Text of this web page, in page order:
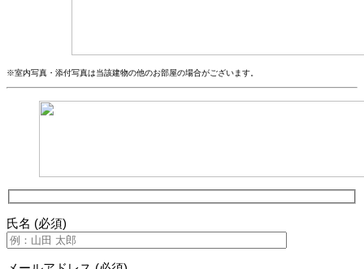
※室内写真・添付写真は当該建物の他のお部屋の場合がございます。
氏名 (必須)